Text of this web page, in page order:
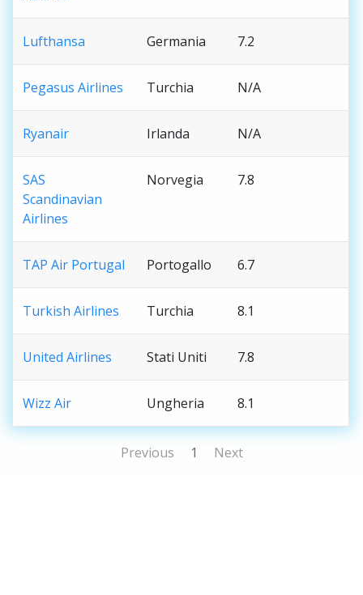
Lufthansa Germania 7.2
Pegasus Airlines Turchia N/A
Ryanair Irlanda N/A
SAS
Scandinavian
Airlines
Norvegia 7.8
TAP Air Portugal Portogallo 6.7
Turkish Airlines Turchia 8.1
United Airlines Stati Uniti 7.8
Wizz Air Ungheria 8.1
Previous 1 Next